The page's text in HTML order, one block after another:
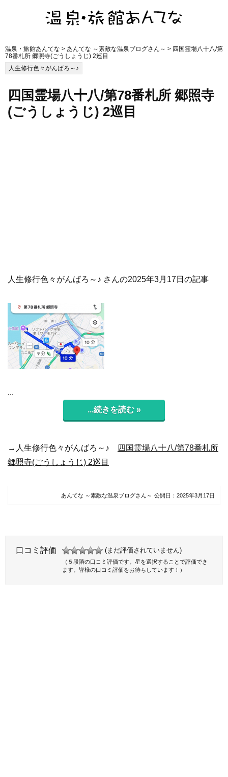
温泉・旅館あんてな > あんてな ～素敵な温泉ブログさん～ > 四国霊場八十八/第
78番札所 郷照寺(ごうしょうじ) 2巡目
人生修行色々がんばろ～♪
四国霊場八十八/第78番札所 郷照寺
(ごうしょうじ) 2巡目
人生修行色々がんばろ～♪ さんの2025年3月17日の記事
...
...続きを読む »
→人生修行色々がんばろ～♪
四国霊場八十八/第78番札所
郷照寺(ごうしょうじ) 2巡目
あんてな ～素敵な温泉ブログさん～ 公開日： 2025年3月17日
口コミ評価 (まだ評価されていません)
（５段階の口コミ評価です。星を選択することで評価でき
ます。皆様の口コミ評価をお待ちしています！）